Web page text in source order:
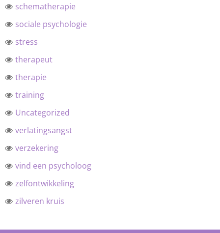
schematherapie
sociale psychologie
stress
therapeut
therapie
training
Uncategorized
verlatingsangst
verzekering
vind een psycholoog
zelfontwikkeling
zilveren kruis